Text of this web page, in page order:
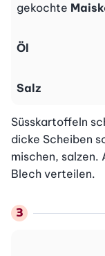
gekochte
Öl
Salz
Süsskartoffeln
dicke Scheiben
mischen,
Blech verteilen.